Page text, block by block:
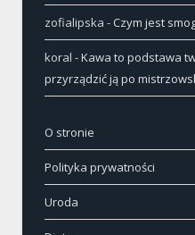
zofialipska -Czym jest
koral -Kawa to podstawa
przyrządzić ją po
O stronie
Polityka prywatności
Uroda